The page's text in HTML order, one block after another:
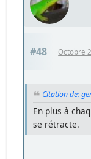
#48 Octobre
Citation de:
En plus à
se rétracte.